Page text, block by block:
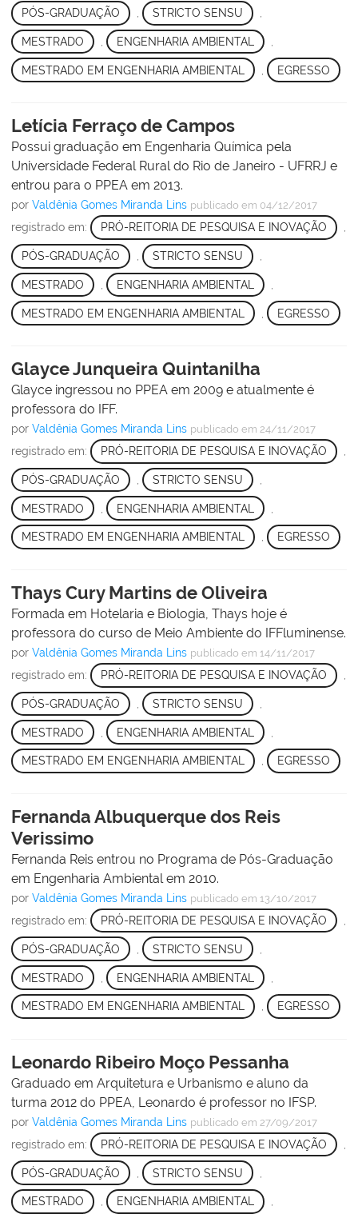
PÓS-GRADUAÇÃO , STRICTO SENSU ,
MESTRADO ENGENHARIA AMBIENTAL
MESTRADO EM ENGENHARIA AMBIENTAL EGRESSO
Letícia Ferraço de Campos
Possui graduação em Engenharia Química pela
Universidade Federal Rural do Rio de Janeiro - UFRRJ e
entrou para o PPEA em 2013.
por Valdênia Gomes Miranda Lins publicado em 04/12/2017
registrado em: PRÓ-REITORIA DE PESQUISA E INOVAÇÃO ,
PÓS-GRADUAÇÃO STRICTO SENSU
MESTRADO ENGENHARIA AMBIENTAL
MESTRADO EM ENGENHARIA AMBIENTAL EGRESSO
Glayce Junqueira Quintanilha
Glayce ingressou no PPEA em 2009 e atualmente é
professora do IFF.
por Valdênia Gomes Miranda Lins publicado em 24/11/2017
registrado em: PRÓ-REITORIA DE PESQUISA E INOVAÇÃO ,
PÓS-GRADUAÇÃO STRICTO SENSU
MESTRADO ENGENHARIA AMBIENTAL
MESTRADO EM ENGENHARIA AMBIENTAL , EGRESSO
Thays Cury Martins de Oliveira
Formada em Hotelaria e Biologia, Thays hoje é
professora do curso de Meio Ambiente do IFFluminense.
por Valdênia Gomes Miranda Lins publicado em 14/11/2017
registrado em: PRÓ-REITORIA DE PESQUISA E INOVAÇÃO
PÓS-GRADUAÇÃO STRICTO SENSU
MESTRADO ENGENHARIA AMBIENTAL
MESTRADO EM ENGENHARIA AMBIENTAL , EGRESSO
Fernanda Albuquerque dos Reis
Verissimo
Fernanda Reis entrou no Programa de Pós-Graduação
em Engenharia Ambiental em 2010.
por Valdênia Gomes Miranda Lins publicado em 13/10/2017
registrado em: PRÓ-REITORIA DE PESQUISA E INOVAÇÃO
PÓS-GRADUAÇÃO STRICTO SENSU
MESTRADO ENGENHARIA AMBIENTAL
MESTRADO EM ENGENHARIA AMBIENTAL , EGRESSO
Leonardo Ribeiro Moço Pessanha
Graduado em Arquitetura e Urbanismo e aluno da
turma 2012 do PPEA, Leonardo é professor no IFSP.
por Valdênia Gomes Miranda Lins publicado em 27/09/2017
registrado em: PRÓ-REITORIA DE PESQUISA E INOVAÇÃO
PÓS-GRADUAÇÃO STRICTO SENSU
MESTRADO , ENGENHARIA AMBIENTAL ,